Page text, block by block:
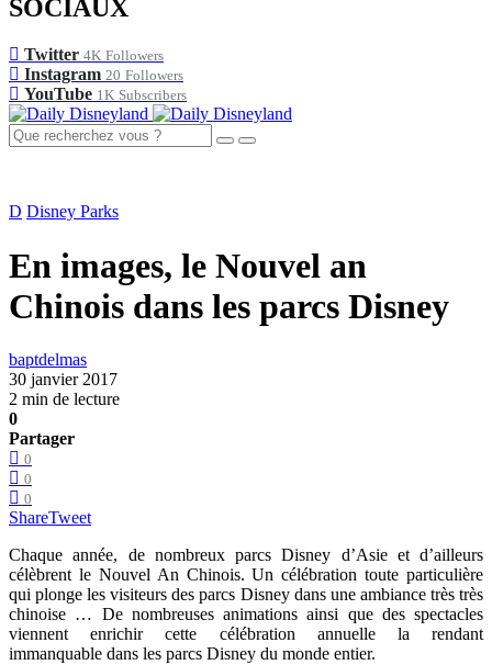
SOCIAUX
Twitter 4K Followers
Instagram 20 Followers
YouTube 1K Subscribers
D Disney Parks
En images, le Nouvel an
Chinois dans les parcs Disney
baptdelmas
30 janvier 2017
2 min de lecture
0
Partager
0
0
0
ShareTweet
Chaque année, de nombreux parcs Disney d’Asie et d’ailleurs
célèbrent le Nouvel An Chinois. Un célébration toute particulière
qui plonge les visiteurs des parcs Disney dans une ambiance très très
chinoise … De nombreuses animations ainsi que des spectacles
viennent enrichir cette célébration annuelle la rendant
immanquable dans les parcs Disney du monde entier.